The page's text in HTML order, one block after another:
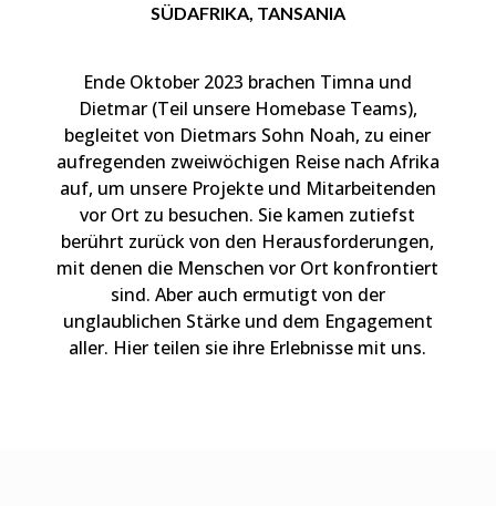
SÜDAFRIKA, TANSANIA
Ende Oktober 2023 brachen Timna und
Dietmar (Teil unsere Homebase Teams),
begleitet von Dietmars Sohn Noah, zu einer
aufregenden zweiwöchigen Reise nach Afrika
auf, um unsere Projekte und Mitarbeitenden
vor Ort zu besuchen. Sie kamen zutiefst
berührt zurück von den Herausforderungen,
mit denen die Menschen vor Ort konfrontiert
sind. Aber auch ermutigt von der
unglaublichen Stärke und dem Engagement
aller. Hier teilen sie ihre Erlebnisse mit uns.